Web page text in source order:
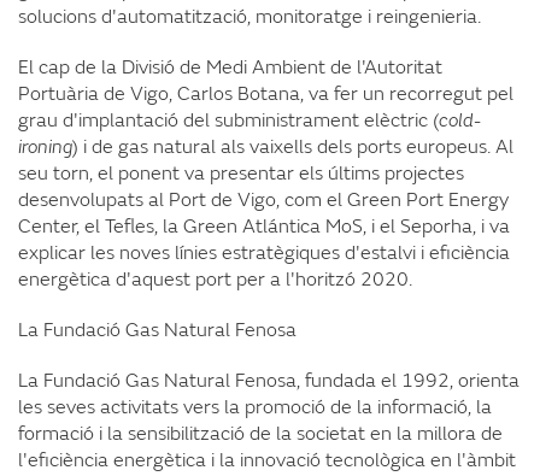
solucions d'automatització, monitoratge i reingenieria.
El cap de la Divisió de Medi Ambient de l'Autoritat
Portuària de Vigo, Carlos Botana, va fer un recorregut pel
grau d'implantació del subministrament elèctric (cold-
ironing) i de gas natural als vaixells dels ports europeus. Al
seu torn, el ponent va presentar els últims projectes
desenvolupats al Port de Vigo, com el Green Port Energy
Center, el Tefles, la Green Atlántica MoS, i el Seporha, i va
explicar les noves línies estratègiques d'estalvi i eficiència
energètica d'aquest port per a l'horitzó 2020.
La Fundació Gas Natural Fenosa
La Fundació Gas Natural Fenosa, fundada el 1992, orienta
les seves activitats vers la promoció de la informació, la
formació i la sensibilització de la societat en la millora de
l'eficiència energètica i la innovació tecnològica en l'àmbit